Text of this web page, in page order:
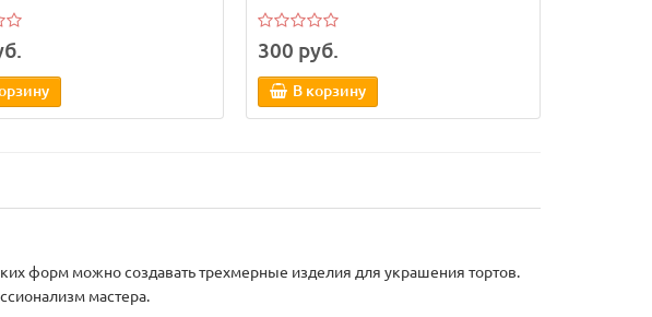
300 руб.
В корзину
форм можно создавать трехмерные изделия для украшения тортов.
мастера.